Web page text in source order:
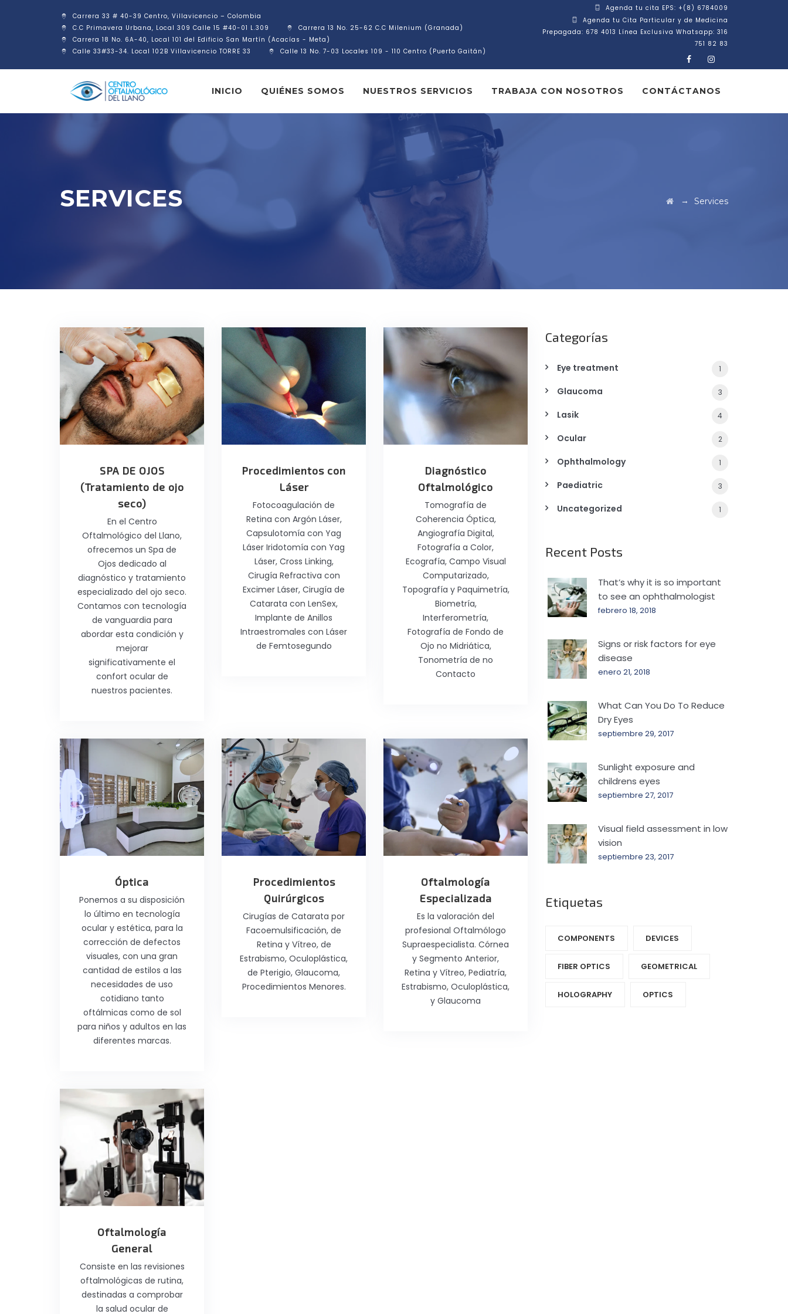
Carrera 33 # 40-39 Centro, Villavicencio – Colombia
C.C Primavera Urbana, Local 309 Calle 15 #40-01 L.309
Carrera 13 No. 25-62 C.C Milenium (Granada)
Carrera 18 No. 6A-40, Local 101 del Edificio San Martín (Acacías - Meta)
Calle 33#33-34. Local 102B Villavicencio TORRE 33
Calle 13 No. 7-03 Locales 109 - 110 Centro (Puerto Gaitán)
Agenda tu cita EPS: +(8) 6784009
Agenda tu Cita Particular y de Medicina
Prepagada: 678 4013 Línea Exclusiva Whatsapp: 316
751 82 83
INICIO QUIÉNES SOMOS NUESTROS SERVICIOS TRABAJA CON NOSOTROS CONTÁCTANOS
SERVICES → Services
SPA DE OJOS
(Tratamiento de ojo
seco)
En el Centro
Oftalmológico del Llano,
ofrecemos un Spa de
Ojos dedicado al
diagnóstico y tratamiento
especializado del ojo seco.
Contamos con tecnología
de vanguardia para
abordar esta condición y
mejorar
significativamente el
confort ocular de
nuestros pacientes.
Procedimientos con
Láser
Fotocoagulación de
Retina con Argón Láser,
Capsulotomía con Yag
Láser Iridotomía con Yag
Láser, Cross Linking,
Cirugía Refractiva con
Excimer Láser, Cirugía de
Catarata con LenSex,
Implante de Anillos
Intraestromales con Láser
de Femtosegundo
Diagnóstico
Oftalmológico
Tomografía de
Coherencia Óptica,
Angiografía Digital,
Fotografía a Color,
Ecografía, Campo Visual
Computarizado,
Topografía y Paquimetría,
Biometría,
Interferometría,
Fotografía de Fondo de
Ojo no Midriática,
Tonometría de no
Contacto
Óptica
Ponemos a su disposición
lo último en tecnología
ocular y estética, para la
corrección de defectos
visuales, con una gran
cantidad de estilos a las
necesidades de uso
cotidiano tanto
oftálmicas como de sol
para niños y adultos en las
diferentes marcas.
Procedimientos
Quirúrgicos
Cirugías de Catarata por
Facoemulsificación, de
Retina y Vítreo, de
Estrabismo, Oculoplástica,
de Pterigio, Glaucoma,
Procedimientos Menores.
Oftalmología
Especializada
Es la valoración del
profesional Oftalmólogo
Supraespecialista. Córnea
y Segmento Anterior,
Retina y Vítreo, Pediatría,
Estrabismo, Oculoplástica,
y Glaucoma
Oftalmología
General
Consiste en las revisiones
oftalmológicas de rutina,
destinadas a comprobar
la salud ocular de
Categorías
Eye treatment 1
Glaucoma 3
Lasik 4
Ocular 2
Ophthalmology 1
Paediatric 3
Uncategorized 1
Recent Posts
That’s why it is so important
to see an ophthalmologist
febrero 18, 2018
Signs or risk factors for eye
disease
enero 21, 2018
What Can You Do To Reduce
Dry Eyes
septiembre 29, 2017
Sunlight exposure and
childrens eyes
septiembre 27, 2017
Visual field assessment in low
vision
septiembre 23, 2017
Etiquetas
COMPONENTS‎ DEVICES‎
FIBER OPTICS‎ GEOMETRICAL
HOLOGRAPHY‎ OPTICS‎